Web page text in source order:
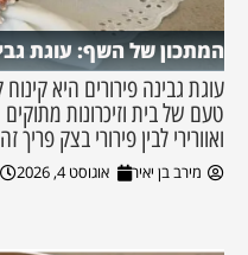
המתכון של השף: עוגת
עוגת גבינה פירורים היא
טעם של בית וזיכרונות
ואוורירי לבין פירורי בצק
מירב בן יאיר אוגוסט 4, 2026